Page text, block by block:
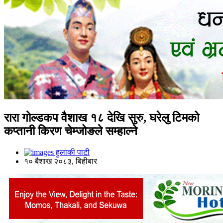
रारा गोल्डकप वैशाख १८ देखि सुरु, घरेलु टिमको
कप्तानी किरण चेम्जोङले सम्हाल्ने
हुलाकी पाटी
१० बैशाख २०८३, बिहीबार